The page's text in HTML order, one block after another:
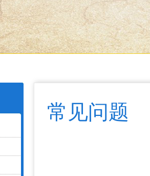
常见问题